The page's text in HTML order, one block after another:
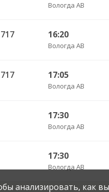
Вологда АВ
16:20
Вологда АВ
17:05
Вологда АВ
17:30
Вологда АВ
17:30
Вологда АВ
анализировать, как